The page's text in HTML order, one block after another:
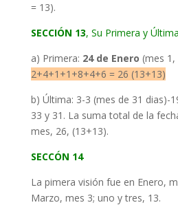
= 13).
SECCIÓN 13, Su Primera y
a) Primera: 24 de Enero (mes
2+4+1+1+8+4+6 = 26 (13+13)
b) Última: 3-3 (mes de 31 dias)-
33 y 31. La suma total de la
mes, 26, (13+13).
SECCÓN 14
La pimera visión fue en Enero,
Marzo, mes 3; uno y tres, 13.